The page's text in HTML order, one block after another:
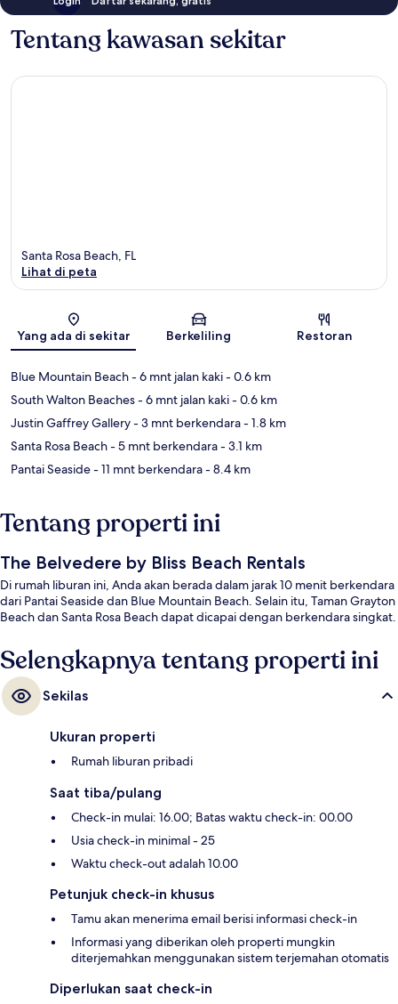
Tentang kawasan sekitar
Peta
Santa Rosa Beach, FL
Lihat di peta
Yang ada di sekitar Berkeliling Restoran
Blue Mountain Beach- 6 mnt jalan kaki- 0.6 km
South Walton Beaches- 6 mnt jalan kaki- 0.6 km
Justin Gaffrey Gallery- 3 mnt berkendara- 1.8 km
Santa Rosa Beach- 5 mnt berkendara- 3.1 km
Pantai Seaside- 11 mnt berkendara- 8.4 km
Tentang properti ini
The Belvedere by Bliss Beach Rentals
Di rumah liburan ini, Anda akan berada dalam jarak 10 menit berkendara
dari Pantai Seaside dan Blue Mountain Beach. Selain itu, Taman Grayton
Beach dan Santa Rosa Beach dapat dicapai dengan berkendara singkat.
Selengkapnya tentang properti ini
Sekilas
Ukuran properti
Rumah liburan pribadi
Saat tiba/pulang
Check-in mulai: 16.00; Batas waktu check-in: 00.00
Usia check-in minimal - 25
Waktu check-out adalah 10.00
Petunjuk check-in khusus
Tamu akan menerima email berisi informasi check-in
Informasi yang diberikan oleh properti mungkin
diterjemahkan menggunakan sistem terjemahan otomatis
Diperlukan saat check-in